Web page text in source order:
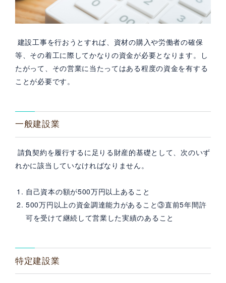
建設工事を行おうとすれば、資材の購入や労働者の確保
等、その着工に際してかなりの資金が必要となります。し
たがって、その営業に当たってはある程度の資金を有する
ことが必要です。
一般建設業
請負契約を履行するに足りる財産的基礎として、次のいず
れかに該当していなければなりません。
自己資本の額が500万円以上あること
500万円以上の資金調達能力があること③直前5年間許
可を受けて継続して営業した実績のあること
特定建設業